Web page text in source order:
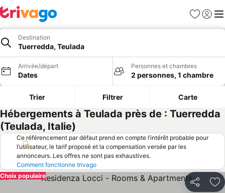
Favoris
Se
Destination
Tuerredda, Teulada
Arrivée/départ
Dates
Personnes et chambres
2 personnes, 1 chambre
Trier Filtrer Carte
Hébergements à Teulada près de : Tuerredda
(Teulada, Italie)
Ce référencement par défaut prend en compte l’intérêt probable pour
l’utilisateur, le tarif proposé et la compensation versée par les
annonceurs. Les offres ne sont pas exhaustives.
Comment fonctionne trivago
Partager
Choix populaire